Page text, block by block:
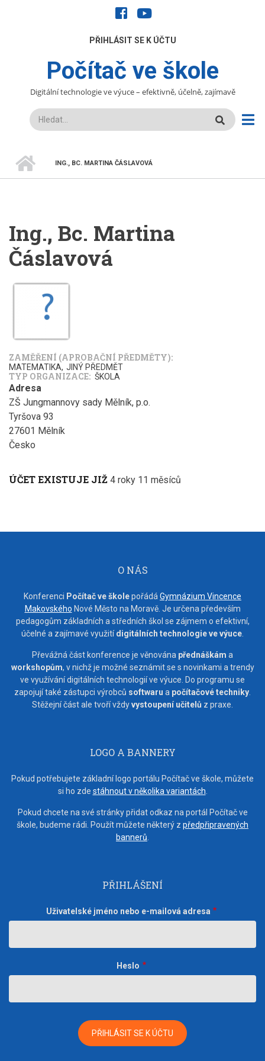
facebookyoutube
UŽIVATELÉPŘIHLÁSIT SE K ÚČTU
Počítač ve škole
Digitální technologie ve výuce – efektivně, účelně, zajímavě
Hledat
DROBEČKOVÁ
ING., BC. MARTINA ČÁSLAVOVÁ
Ing., Bc. Martina
Čáslavová
ZAMĚŘENÍ (APROBAČNÍ PŘEDMĚTY)
MATEMATIKA JINÝ PŘEDMĚT
TYP ORGANIZACE ŠKOLA
Adresa
ZŠ Jungmannovy sady Mělník, p.o.
Tyršova 93
27601 Mělník
Česko
ÚČET EXISTUJE JIŽ 4 roky 11 měsíců
O NÁS
Konferenci Počítač ve školepořádá Gymnázium Vincence
Makovského Nové Město na Moravě. Je určena především
pedagogům základních a středních škol se zájmem o efektivní,
účelné a zajímavé využitídigitálních technologie ve výuce
Převážná část konference je věnována přednáškám a
workshopům, v nichž je možné seznámit se s novinkami a trendy
ve využívání digitálních technologií ve výuce. Do programu se
zapojují také zástupci výrobců softwaru a počítačové techniky
Stěžejní část ale tvoří vždyvystoupení učitelů z praxe.
LOGO A BANNERY
Pokud potřebujete základní logo portálu Počítač ve škole, můžete
si ho zde stáhnout v několika variantách
Pokud chcete na své stránky přidat odkaz na portál Počítač ve
škole, budeme rádi. Použít můžete některý z předpřipravených
bannerů
PŘIHLÁŠENÍ
Uživatelské jméno nebo e-mailová adresa
Heslo